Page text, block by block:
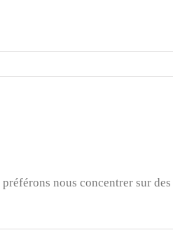
nous concentrer sur